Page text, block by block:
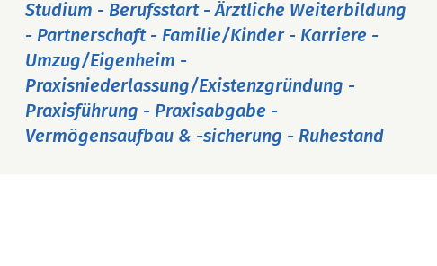
Studium - Berufsstart - Ärztliche Weiterbildung
- Partnerschaft - Familie/Kinder - Karriere -
Umzug/Eigenheim -
Praxisniederlassung/Existenzgründung -
Praxisführung - Praxisabgabe -
Vermögensaufbau & -sicherung - Ruhestand